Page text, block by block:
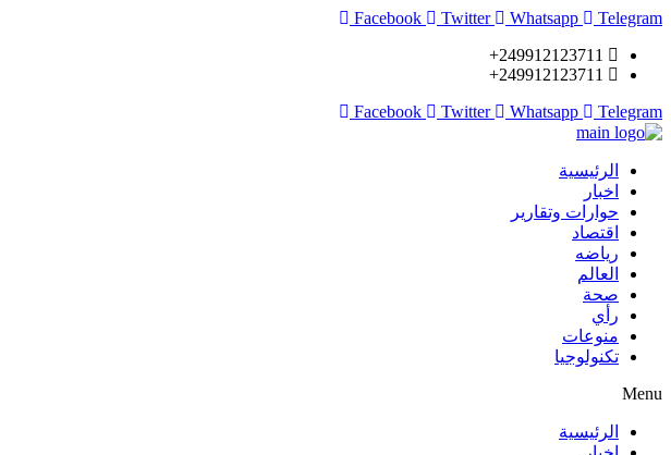
Facebook Twitter Whatsapp
Telegram
249912123711+
249912123711+
Facebook
Twitter Whatsapp Telegram
الرئيسية
اخبار
حوارات وتقارير
اقتصاد
رياضه
العالم
صحة
رأي
منوعات
تكنولوجيا
Menu
الرئيسية